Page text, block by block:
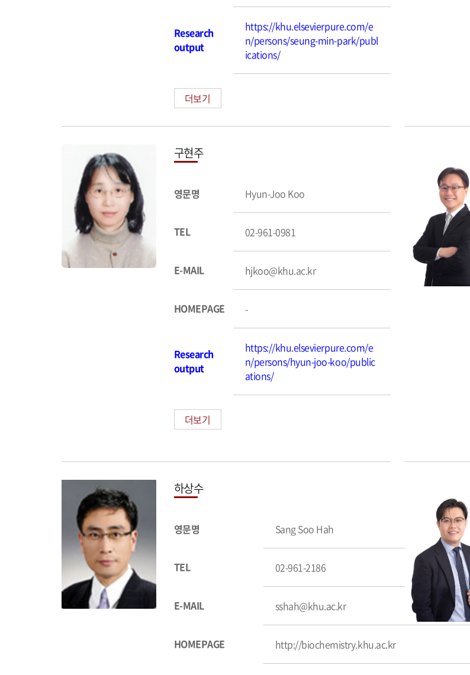
Research
output
https://khu.elsevierpure.com/e
n/persons/seung-min-park/publ
ications/
더보기
구현주
영문명 Hyun-Joo Koo
TEL 02-961-0981
E-MAIL hjkoo@khu.ac.kr
HOMEPAGE -
Research
output
https://khu.elsevierpure.com/e
n/persons/hyun-joo-koo/public
ations/
더보기
하상수
영문명 Sang Soo Hah
TEL 02-961-2186
E-MAIL sshah@khu.ac.kr
HOMEPAGE http://biochemistry.khu.ac.kr